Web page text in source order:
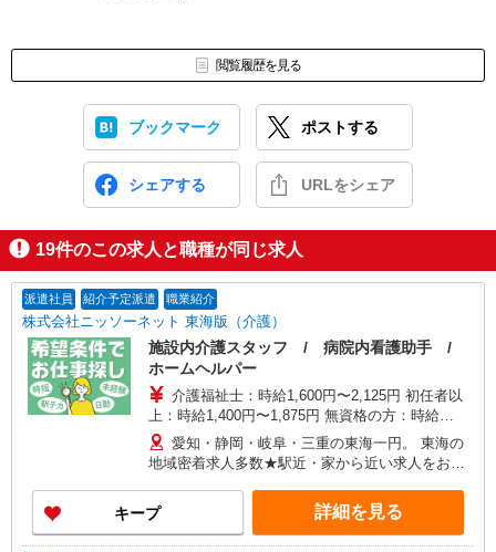
閲覧履歴を見る
ブックマーク ポストする
シェアする URLをシェア
19件のこの求人と職種が同じ求人
派遣社員 紹介予定派遣 職業紹介
株式会社ニッソーネット 東海版（介護）
施設内介護スタッフ / 病院内看護助手 /
ホームヘルパー
介護福祉士：時給1,600円〜2,125円 初任者以
上：時給1,400円〜1,875円 無資格の方：時給
1,300円〜1,750円 ※給与幅は勤務先による +交通
費、諸手当（勤務先による） +0円で介護資格が取
れる （別途規定） ★給与日払い制度あり！
愛知・静岡・岐阜・三重の東海一円。 東海の
地域密着求人多数★駅近・家から近い求人をお探
キープ 詳細を見る